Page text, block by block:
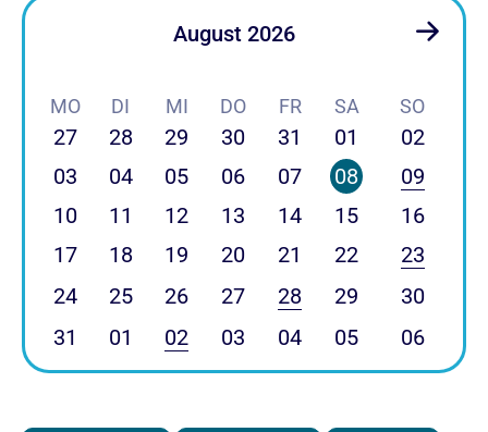
August 2026
MO DI MI DO FR SA SO
27 28 29 30 31 01
02
03
04 05 06 07 08
09
10
11 12 13 14 15
16
17
18 19 20 21 22
23
24
25 26 27 28 29
30
31
01 02 03 04 05 06